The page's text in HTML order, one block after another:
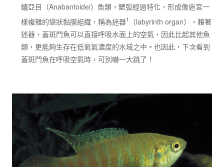
鱸亞目（Anabantoidei）魚類，鰓弧經過特化，形成像迷宮一
樣複雜的袋狀黏膜組織，稱為迷器1
（labyrinth organ），藉著
迷器，蓋斑鬥魚可以直接呼吸水面上的空氣，因此比起其他魚
類，更能夠生存在低氧氣濃度的水域之中。也因此，下次看到
蓋斑鬥魚在呼吸空氣時，可別嚇一大跳了！